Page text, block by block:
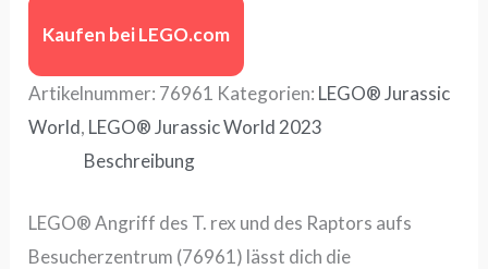
Kaufen bei LEGO.com
Artikelnummer: 76961 Kategorien: LEGO® Jurassic
World, LEGO® Jurassic World 2023
Beschreibung
LEGO® Angriff des T. rex und des Raptors aufs
Besucherzentrum (76961) lässt dich die